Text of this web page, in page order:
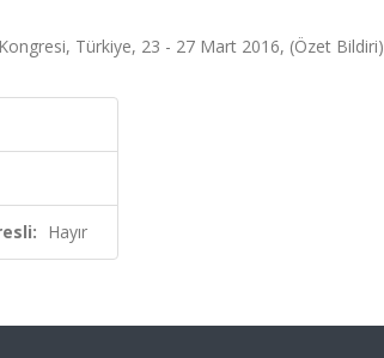
Türkiye, 23 - 27 Mart 2016, (Özet Bildiri)
Hayır